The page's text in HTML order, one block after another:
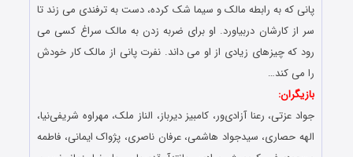
پانی که به رابطه مالک و سیما شک کرده، دست به ترفندی می زند تا
سر از کارشان دربیاورد. او برای ضربه زدن به مالک سراغ کسی می
رود که چیزهای زیادی از او می داند. نفرت پانی از مالک کار خودش
را می کند…
بازیگران:
جواد عزتی، رعنا آزادی‌ور، کامبیز دیرباز، الناز ملک، مهراوه شریفی‌نیا،
الهه حصاری، سیدجواد هاشمی، عرفان ناصری، پژواک ایمانی، فاطمه